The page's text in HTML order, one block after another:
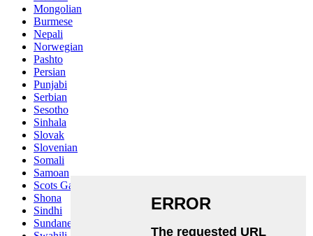
Mongolian
Burmese
Nepali
Norwegian
Pashto
Persian
Punjabi
Serbian
Sesotho
Sinhala
Slovak
Slovenian
Somali
Samoan
Scots Gaelic
Shona
Sindhi
Sundanese